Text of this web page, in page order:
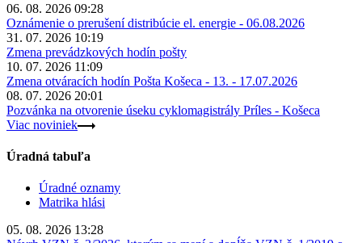
06. 08. 2026 09:28
Oznámenie o prerušení distribúcie el. energie - 06.08.2026
31. 07. 2026 10:19
Zmena prevádzkových hodín pošty
10. 07. 2026 11:09
Zmena otváracích hodín Pošta Košeca - 13. - 17.07.2026
08. 07. 2026 20:01
Pozvánka na otvorenie úseku cyklomagistrály Príles - Košeca
Viac noviniek
Úradná tabuľa
Úradné oznamy
Matrika hlási
05. 08. 2026 13:28